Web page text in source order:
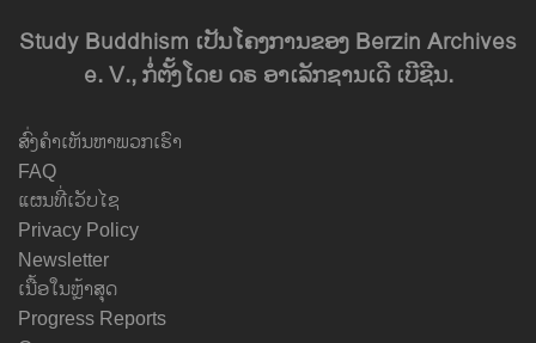
Study Buddhism ເປັນໂຄງການຂອງ Berzin Archives
e. V., ກໍ່ຕັ້ງໂດຍ ດຣ ອາເລັກຊານເດີ ເບີຊີນ.
ສົ່ງຄຳເຫັນຫາພວກເຮົາ
FAQ
ແຜນທີ່ເວັບໄຊ
Privacy Policy
Newsletter
ເນື້ອໃນຫຼ້າສຸດ
Progress Reports